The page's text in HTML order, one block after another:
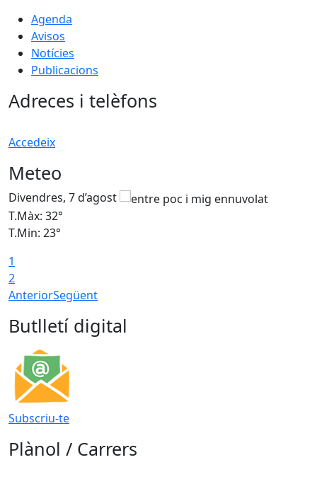
Agenda
Avisos
Notícies
Publicacions
Adreces i telèfons
Accedeix
Meteo
Divendres, 7 d’agost
T.Màx: 32°
T.Min: 23°
1
2
AnteriorSegüent
Butlletí digital
Subscriu-te
Plànol / Carrers